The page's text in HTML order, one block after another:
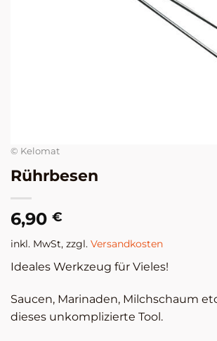
© Kelomat
Rührbesen
6,90 €
inkl. MwSt, zzgl. Versandkosten
Ideales Werkzeug für Vieles!
Saucen, Marinaden, Milchschaum
dieses unkomplizierte Tool.